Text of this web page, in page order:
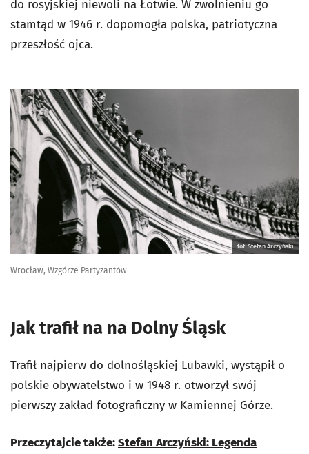
do rosyjskiej niewoli na Łotwie. W zwolnieniu go
stamtąd w 1946 r. dopomogła polska, patriotyczna
przeszłość ojca.
fot. Stefan Arczyński
Wrocław, Wzgórze Partyzantów
Jak trafił na na Dolny Śląsk
Trafił najpierw do dolnośląskiej Lubawki, wystąpił o
polskie obywatelstwo i w 1948 r. otworzył swój
pierwszy zakład fotograficzny w Kamiennej Górze.
Przeczytajcie także:Stefan Arczyński: Legenda